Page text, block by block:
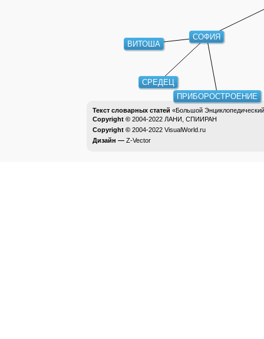
СОФИЯ
СРЕДЕЦ
ВИТОША
ПРИБОРОСТРОЕНИЕ
Текст словарных статей «Большой
Copyright © 2004-2022 ЛАНИ, СПИИРАН
Copyright © 2004-2022 VisualWorld.ru
Дизайн — Z-Vector